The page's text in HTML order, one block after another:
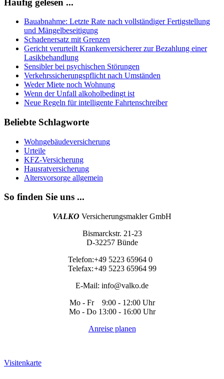
Bauabnahme: Letzte Rate nach vollständiger Fertigstellung
und Mängelbeseitigung
Schadenersatz mit Grenzen
Gericht verurteilt Krankenversicherer zur Bezahlung einer
Lasikbehandlung
Sensibler bei psychischen Störungen
Verkehrssicherungspflicht nach Umständen
Weder Miete noch Wohnung
Wenn der Unfall alkoholbedingt ist
Neue Regeln für intelligente Fahrtenschreiber
Beliebte Schlagworte
Wohngebäudeversicherung
Urteile
KFZ-Versicherung
Hausratversicherung
Altersvorsorge allgemein
So finden Sie uns ...
VALKO Versicherungsmakler GmbH
Bismarckstr. 21-23
D-32257 Bünde
Telefon:+49 5223 65964 0
Telefax:+49 5223 65964 99
E-Mail: info@valko.de
Mo - Fr 9:00 - 12:00 Uhr
Mo - Do 13:00 - 16:00 Uhr
Anreise planen
Visitenkarte